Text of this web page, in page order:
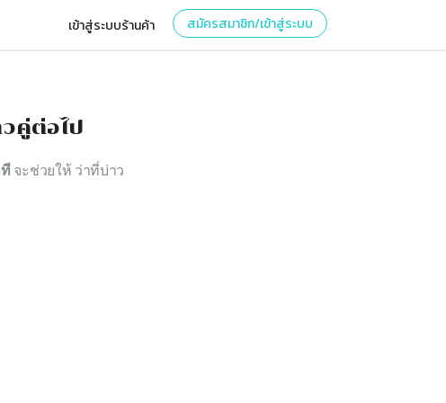
เข้าสู่ระบบร้านค้า สมัครสมาชิก/เข้าสู่ระบบ
คู่ต่อไป
จะช่วยให้ ว่าที่บ่าว